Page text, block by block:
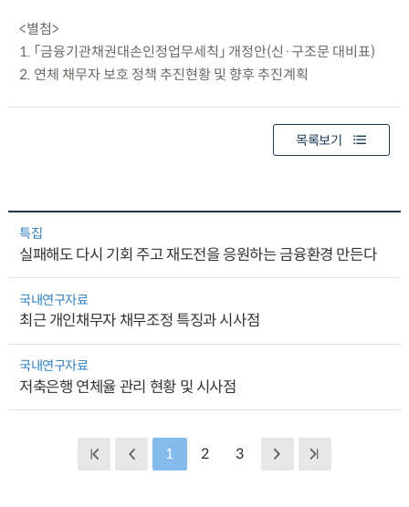
<별첨>
1. 「금융기관채권대손인정업무세칙」 개정안(신·구조문 대비표)
2. 연체 채무자 보호 정책 추진현황 및 향후 추진계획
목록보기
특집
실패해도 다시 기회 주고 재도전을 응원하는 금융환경 만든다
국내연구자료
최근 개인채무자 채무조정 특징과 시사점
국내연구자료
저축은행 연체율 관리 현황 및 시사점
1 2 3